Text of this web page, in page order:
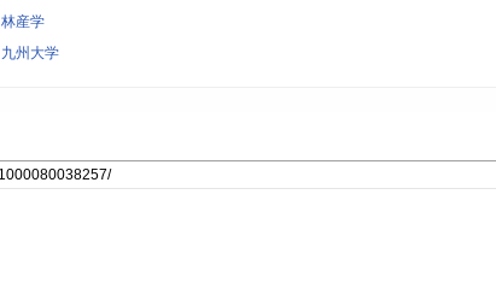
林産学
九州大学